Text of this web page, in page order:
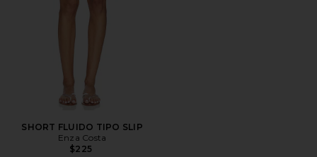
SHORT FLUIDO TIPO SLIP
Enza Costa
$225